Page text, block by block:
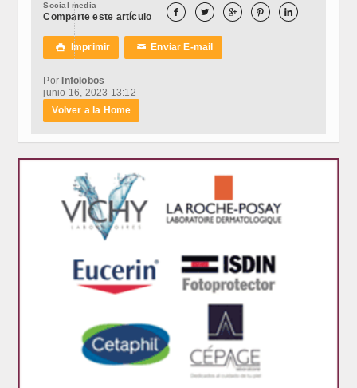
Social media
Comparte este artículo     
 Imprimir ✉Enviar E-mail
Por Infolobos
junio 16, 2023 13:12
Volver a la Home